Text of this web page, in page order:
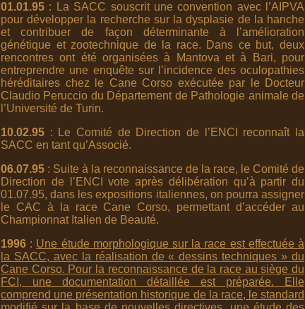
01.01.95 : La SACC souscrit une convention avec l’AIPVA
pour développer la recherche sur la dysplasie de la hanche
et contribuer de façon déterminante à l’amélioration
génétique et zootechnique de la race. Dans ce but, deux
rencontres ont été organisées à Mantova et à Bari, pour
entreprendre une enquête sur l’incidence des oculopathies
héréditaires chez le Cane Corso exécutée par le Docteur
Claudio Peruccio du Département de Pathologie animale de
l’Université de Turin.
10.02.95 : Le Comité de Direction de l’ENCI reconnaît la
SACC en tant qu’Associé.
06.07.95 : Suite à la reconnaissance de la race, le Comité de
Direction de l’ENCI vote après délibération qu’à partir du
01.07.95, dans les expositions italiennes, on pourra assigner
le CAC à la race Cane Corso, permettant d’accéder au
Championnat Italien de Beauté.
1996 : Une étude morphologique sur la race est effectuée à
la SACC, avec la réalisation de « dessins techniques » du
Cane Corso. Pour la reconnaissance de la race au siège du
FCI, une documentation détaillée est préparée. Elle
comprend une présentation historique de la race, le standard